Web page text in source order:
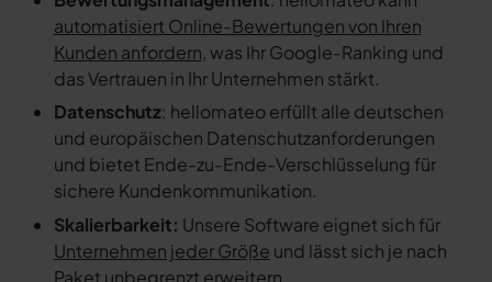
automatisiert Online-Bewertungen von Ihren
Kunden anfordern, was Ihr Google-Ranking und
das Vertrauen in Ihr Unternehmen stärkt.
Datenschutz: hellomateo erfüllt alle deutschen
und europäischen Datenschutzanforderungen
und bietet Ende-zu-Ende-Verschlüsselung für
sichere Kundenkommunikation.
Skalierbarkeit: Unsere Software eignet sich für
Unternehmen jeder Größe und lässt sich je nach
Paket unbegrenzt erweitern.